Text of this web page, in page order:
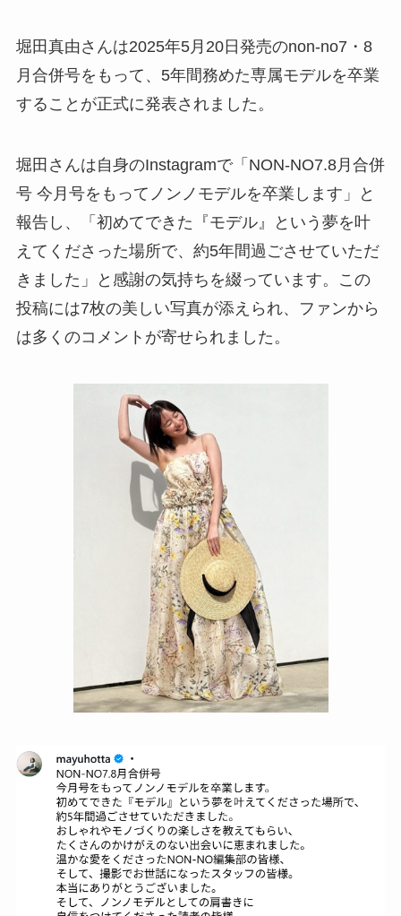
堀田真由さんは2025年5月20日発売のnon-no7・8
月合併号をもって、5年間務めた専属モデルを卒業
することが正式に発表されました。
堀田さんは自身のInstagramで「NON-NO7.8月合併
号 今月号をもってノンノモデルを卒業します」と
報告し、「初めてできた『モデル』という夢を叶
えてくださった場所で、約5年間過ごさせていただ
きました」と感謝の気持ちを綴っています。この
投稿には7枚の美しい写真が添えられ、ファンから
は多くのコメントが寄せられました。